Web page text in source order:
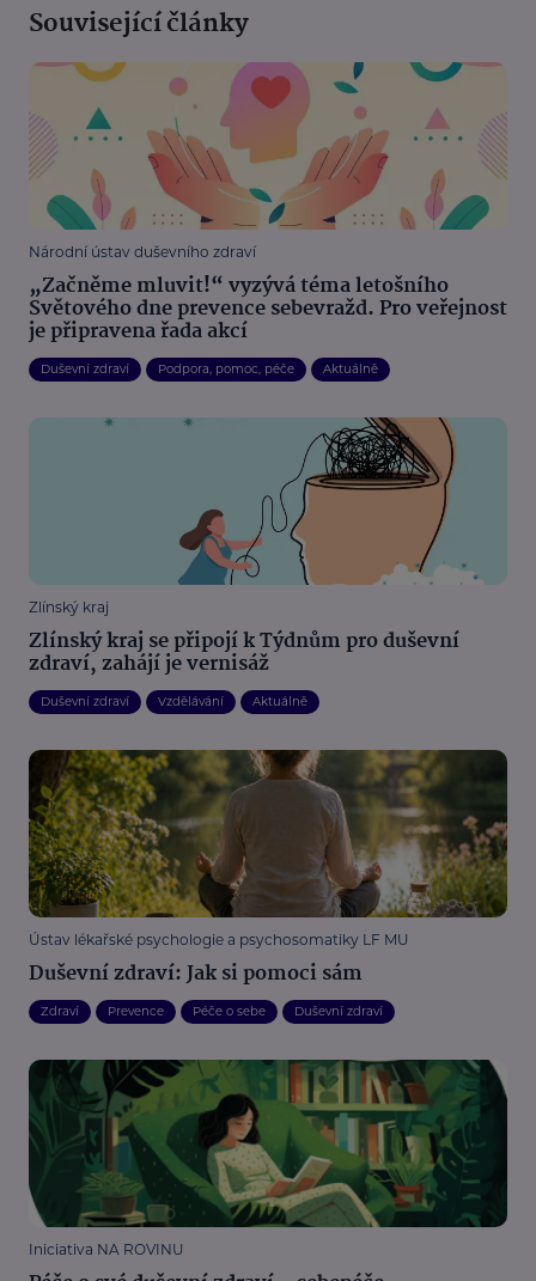
Související články
Národní ústav duševního zdraví
„Začněme mluvit!“ vyzývá téma letošního
Světového dne prevence sebevražd. Pro veřejnost
je připravena řada akcí
Duševní zdraví Podpora, pomoc, péče Aktuálně
Zlínský kraj
Zlínský kraj se připojí k Týdnům pro duševní
zdraví, zahájí je vernisáž
Duševní zdraví Vzdělávání Aktuálně
Ústav lékařské psychologie a psychosomatiky LF MU
Duševní zdraví: Jak si pomoci sám
Zdraví Prevence Péče o sebe Duševní zdraví
Iniciativa NA ROVINU